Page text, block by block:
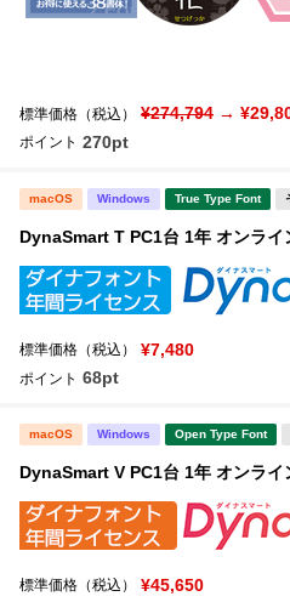
標準価格（税込） ¥274,794 →
ポイント 270pt
macOS Windows True Type Font
DynaSmart T PC1台 1年 オンライ
標準価格（税込） ¥7,480
ポイント 68pt
macOS Windows Open Type Font
DynaSmart V PC1台 1年 オンラ
標準価格（税込） ¥45,650